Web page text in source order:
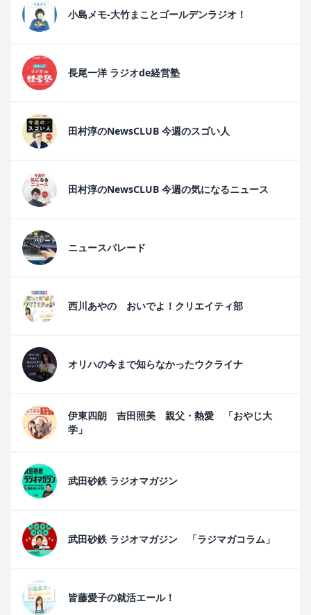
小島メモ-大竹まことゴールデンラジオ！
長尾一洋 ラジオde経営塾
田村淳のNewsCLUB 今週のスゴい人
田村淳のNewsCLUB 今週の気になるニュース
ニュースパレード
西川あやの おいでよ！クリエイティ部
オリハの今まで知らなかったウクライナ
伊東四朗 吉田照美 親父・熱愛 「おやじ大
学」
武田砂鉄 ラジオマガジン
武田砂鉄 ラジオマガジン 「ラジマガコラム」
皆藤愛子の就活エール！